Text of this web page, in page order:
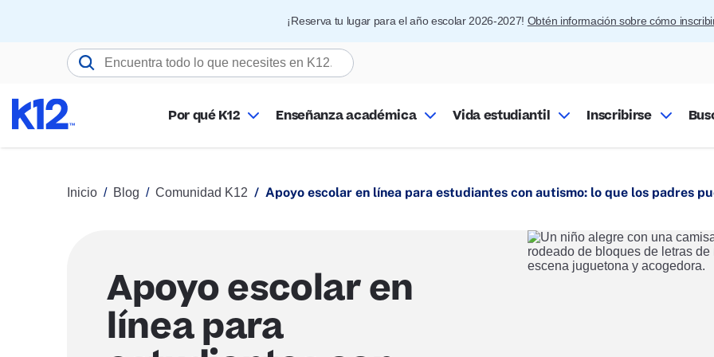
¡Reserva tu lugar para el año escolar 2026-2027! Obtén información sobre cómo
Buscar K12.com
Por qué K12 Enseñanza académica Vida estudiantil Inscribirse
Inicio Blog Comunidad K12 Apoyo escolar en línea para estudiantes con autismo: lo que los padres
Apoyo escolar en
línea para